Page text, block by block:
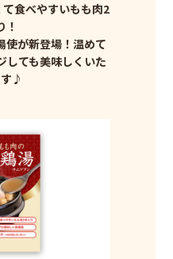
食べやすいもも肉2
！
使が新登場！温めて
しても美味しくいた
♪